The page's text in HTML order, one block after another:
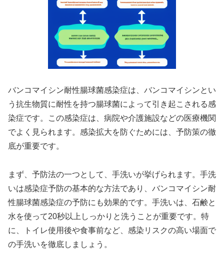
バンコマイシン耐性腸球菌感染症は、バンコマイシンとい
う抗生物質に耐性を持つ腸球菌によって引き起こされる感
染症です。この感染症は、病院や介護施設などの医療機関
でよく見られます。感染拡大を防ぐためには、予防策の徹
底が重要です。
まず、予防法の一つとして、手洗いが挙げられます。手洗
いは感染症予防の基本的な方法であり、バンコマイシン耐
性腸球菌感染症の予防にも効果的です。手洗いは、石鹸と
水を使って20秒以上しっかりと洗うことが重要です。特
に、トイレ使用後や食事前など、感染リスクの高い場面で
の手洗いを徹底しましょう。